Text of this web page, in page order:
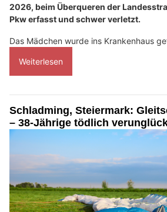
2026, beim Überqueren der
Pkw erfasst und schwer verletzt.
Das Mädchen wurde ins Krankenhaus
Weiterlesen
Schladming, Steiermark:
– 38-Jährige tödlich